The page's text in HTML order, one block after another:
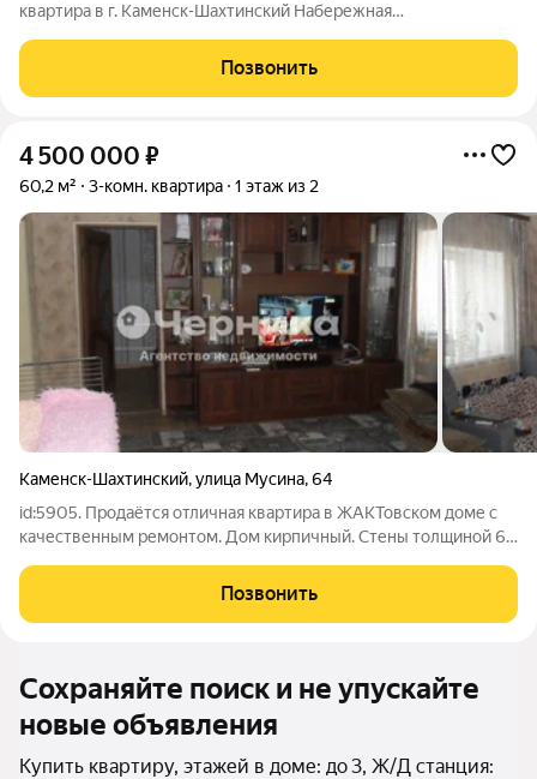
квартира в г. Каменск-Шахтинский Набережная
выделена, как отдельная, свои счета, своё отопление, свои
счётчики. В квартире две комнаты,
Позвонить
4 500 000 ₽
60,2 м² 3-комн. квартира 1 этаж из 2
Каменск-Шахтинский,улица Мусина,64
id:5905. Продаётся отличная квартира в ЖАКТовском доме с
качественным ремонтом. Дом кирпичный. Стены толщиной 60
площадь 60,2 кв.м. Кухня 8 кв.м. Отопление квартиры
происходит от газового
Позвонить
Сохраняйте поиск и не упускайте
новые объявления
Купить квартиру, этажей в доме: до 3, Ж/Д станция: